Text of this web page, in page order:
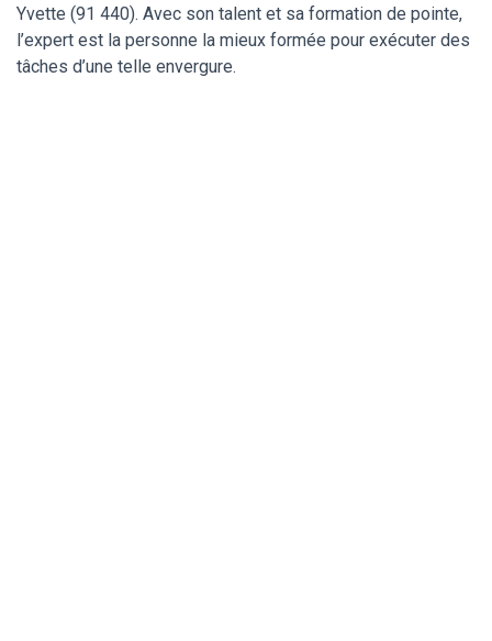
Yvette (91 440). Avec son talent et sa formation de pointe,
l’expert est la personne la mieux formée pour exécuter des
tâches d’une telle envergure.